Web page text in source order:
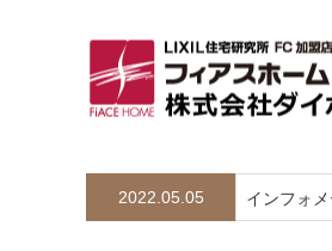
2022.05.05 インフォ